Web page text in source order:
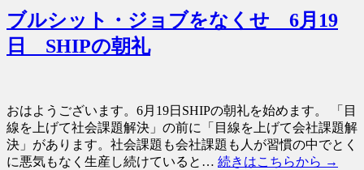
ブルシット・ジョブをなくせ 6月19
日 SHIPの朝礼
おはようございます。6月19日SHIPの朝礼を始めます。 「目
線を上げて社会課題解決」の前に「目線を上げて会社課題解
決」があります。社会課題も会社課題も人が習慣の中でとく
に悪気もなく生産し続けていると… 続きはこちらから →